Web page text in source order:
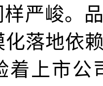
严峻。
落地依
着上市公